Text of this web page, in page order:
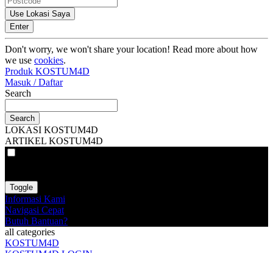
Use Lokasi Saya
Enter
Don't worry, we won't share your location! Read more about how
we use cookies.
Produk KOSTUM4D
Masuk / Daftar
Search
Search
LOKASI KOSTUM4D
ARTIKEL KOSTUM4D
Toggle
Informasi Kami
Navigasi Cepat
Butuh Bantuan?
all categories
KOSTUM4D